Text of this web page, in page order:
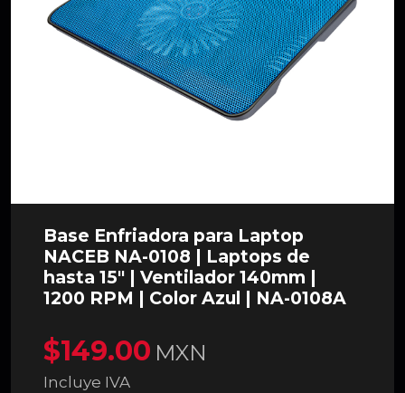
Base Enfriadora para Laptop
NACEB NA-0108 | Laptops de
hasta 15″ | Ventilador 140mm |
1200 RPM | Color Azul | NA-0108A
$149.00 MXN
Incluye IVA